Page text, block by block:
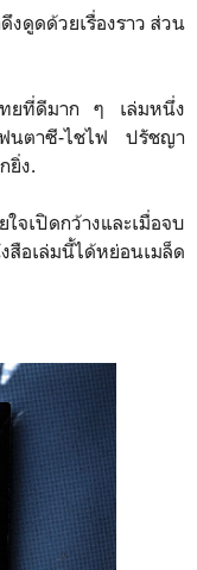
ดูดด้วยเรื่องราว ส่วน
ทยที่ดีมาก ๆ เล่มหนึ่ง
ฟนตาซี-ไชไฟ ปรัชญา
ยิ่ง.
จเปิดกว้างและเมื่อจบ
อเล่มนี้ได้หย่อนเมล็ด